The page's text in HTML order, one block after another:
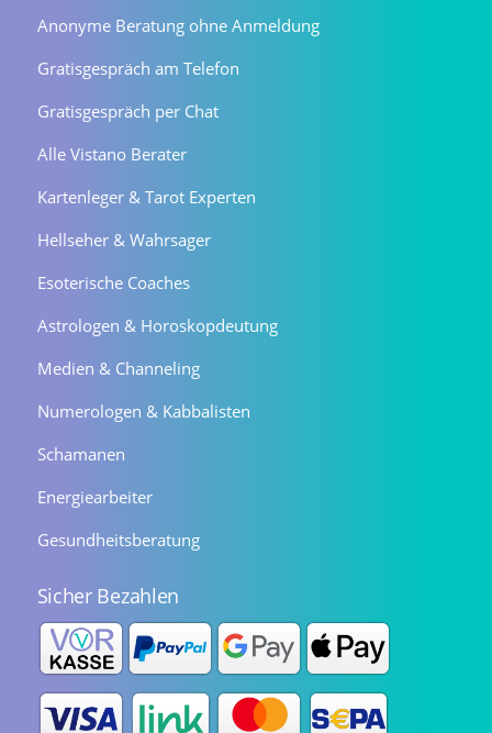
Anonyme Beratung ohne Anmeldung
Gratisgespräch am Telefon
Gratisgespräch per Chat
Alle Vistano Berater
Kartenleger & Tarot Experten
Hellseher & Wahrsager
Esoterische Coaches
Astrologen & Horoskopdeutung
Medien & Channeling
Numerologen & Kabbalisten
Schamanen
Energiearbeiter
Gesundheitsberatung
Sicher Bezahlen